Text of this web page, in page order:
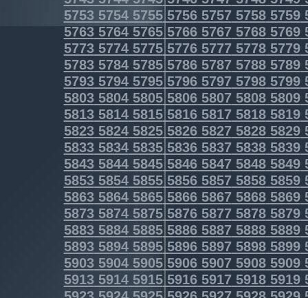
5753575457555756575757585759
5763576457655766576757685769
5773577457755776577757785779
5783578457855786578757885789
5793579457955796579757985799
5803580458055806580758085809
5813581458155816581758185819
5823582458255826582758285829
5833583458355836583758385839
5843584458455846584758485849
5853585458555856585758585859
5863586458655866586758685869
5873587458755876587758785879
5883588458855886588758885889
5893589458955896589758985899
5903590459055906590759085909
5913591459155916591759185919